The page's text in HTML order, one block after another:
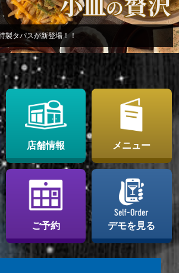
製タパスが新登場！！
店舗情報 メニュー
ご予約 デモを見る